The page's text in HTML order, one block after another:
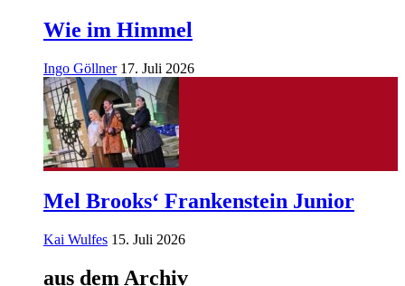
Wie im Himmel
Ingo Göllner 17. Juli 2026
Mel Brooks‘ Frankenstein Junior
Kai Wulfes 15. Juli 2026
aus dem Archiv